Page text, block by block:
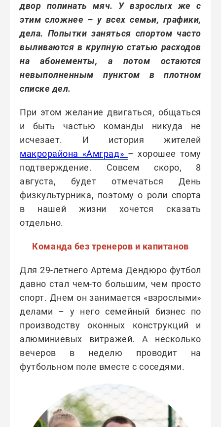
двор попинать мяч. У взрослых же с
этим сложнее – у всех семьи, графики,
дела. Попытки заняться спортом часто
выливаются в крупную статью расходов
на абонементы, а потом остаются
невыполненным пунктом в плотном
списке дел.
При этом желание двигаться, общаться
и быть частью команды никуда не
исчезает. И история жителей
макрорайона «Амград» – хорошее тому
подтверждение. Совсем скоро, 8
августа, будет отмечаться День
физкультурника, поэтому о роли спорта
в нашей жизни хочется сказать
отдельно.
Команда без тренеров и капитанов
Для 29-летнего Артема Дендюро футбол
давно стал чем-то большим, чем просто
спорт. Днем он занимается «взрослыми»
делами – у него семейный бизнес по
производству оконных конструкций и
алюминиевых витражей. А несколько
вечеров в неделю проводит на
футбольном поле вместе с соседями.